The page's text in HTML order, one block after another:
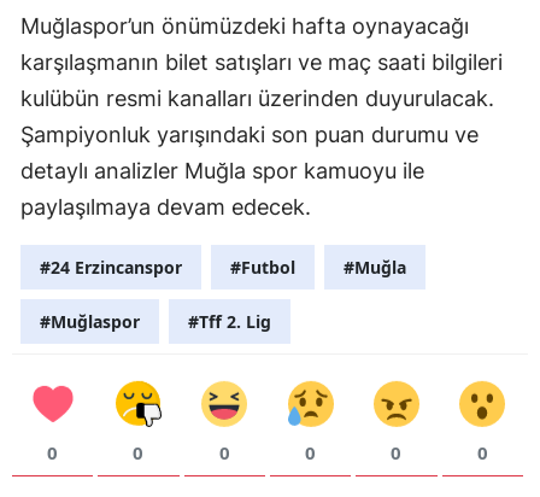
Muğlaspor’un önümüzdeki hafta oynayacağı
karşılaşmanın bilet satışları ve maç saati bilgileri
kulübün resmi kanalları üzerinden duyurulacak.
Şampiyonluk yarışındaki son puan durumu ve
detaylı analizler Muğla spor kamuoyu ile
paylaşılmaya devam edecek.
#24 Erzincanspor #Futbol #Muğla
#Muğlaspor #Tff 2. Lig
0 0 0 0 0 0